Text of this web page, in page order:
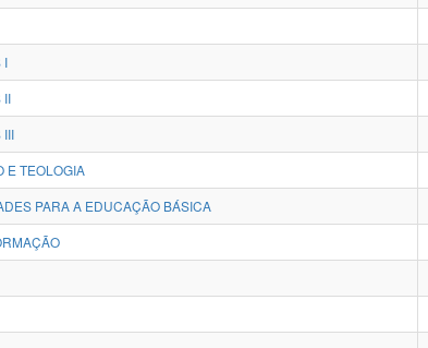
I
II
III
E TEOLOGIA
PARA A EDUCAÇÃO BÁSICA